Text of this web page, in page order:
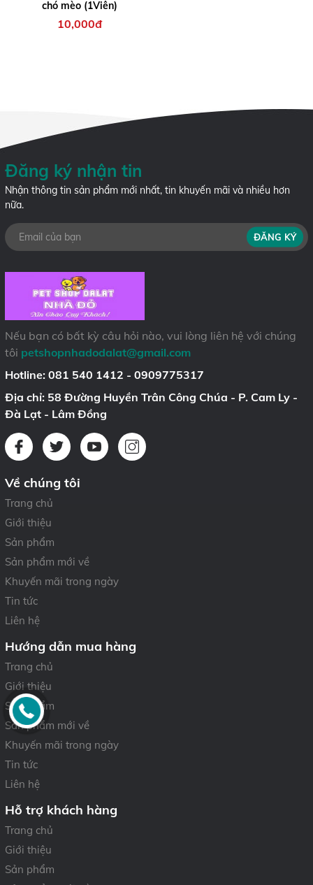
chó mèo (1Viên)
10,000đ
Đăng ký nhận tin
Nhận thông tin sản phẩm mới nhất, tin khuyến mãi và nhiều hơn
nữa.
ĐĂNG KÝ
Nếu bạn có bất kỳ câu hỏi nào, vui lòng liên hệ với chúng
tôi petshopnhadodalat@gmail.com
Hotline: 081 540 1412 - 0909775317
Địa chỉ: 58 Đường Huyền Trân Công Chúa - P. Cam Ly -
Đà Lạt - Lâm Đồng
Về chúng tôi
Trang chủ
Giới thiệu
Sản phẩm
Sản phẩm mới về
Khuyến mãi trong ngày
Tin tức
Liên hệ
Hướng dẫn mua hàng
Trang chủ
Giới thiệu
Sản phẩm
Sản phẩm mới về
Khuyến mãi trong ngày
Tin tức
Liên hệ
Hỗ trợ khách hàng
Trang chủ
Giới thiệu
Sản phẩm